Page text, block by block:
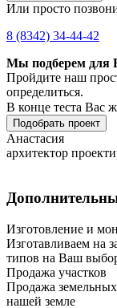
Или просто
8 (8342) 34-44-42
Мы подберем для
Пройдите наш
определиться.
В конце теста Вас
Подобрать проект
Анастасия
архитектор
Изготовление и
Изготавливаем на
типов на Ваш
Продажа участков
Продажа земельных
нашей земле